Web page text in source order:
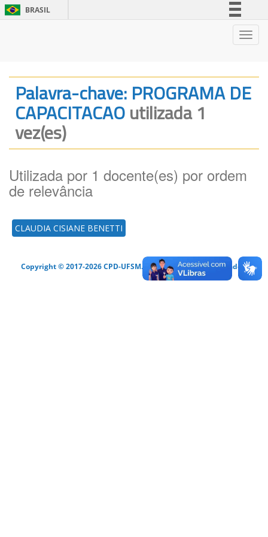
BRASIL
Legislação
Canais
Palavra-chave: PROGRAMA DE
CAPACITACAOutilizada 1
vez(es)
Utilizada por 1 docente(es) por ordem
de relevância
CLAUDIA CISIANE BENETTI
Copyright © 2017-2026 CPD-UFSM. Todos os direitos reservados.